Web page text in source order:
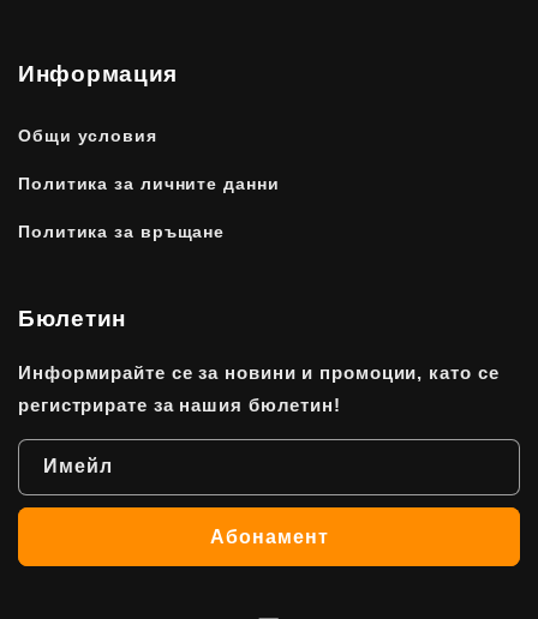
Информация
Общи условия
Политика за личните данни
Политика за връщане
Бюлетин
Информирайте се за новини и промоции, като се
регистрирате за нашия бюлетин!
Имейл
Абонамент